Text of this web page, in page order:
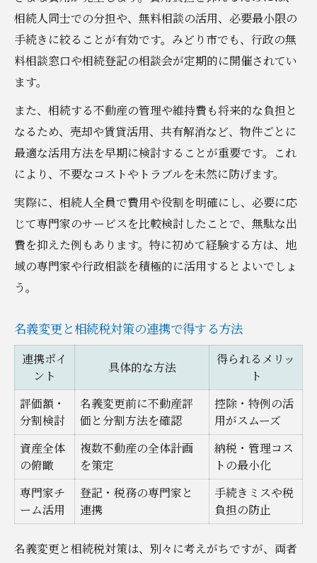
相続人同士での分担や、無料相談の活用、必要最小限の
手続きに絞ることが有効です。みどり市でも、行政の無
料相談窓口や相続登記の相談会が定期的に開催されてい
ます。
また、相続する不動産の管理や維持費も将来的な負担と
なるため、売却や賃貸活用、共有解消など、物件ごとに
最適な活用方法を早期に検討することが重要です。これ
により、不要なコストやトラブルを未然に防げます。
実際に、相続人全員で費用や役割を明確にし、必要に応
じて専門家のサービスを比較検討したことで、無駄な出
費を抑えた例もあります。特に初めて経験する方は、地
域の専門家や行政相談を積極的に活用するとよいでしょ
う。
名義変更と相続税対策の連携で得する方法
連携ポイ
ント
具体的な方法
得られるメリッ
ト
評価額・
分割検討
名義変更前に不動産評
価と分割方法を確認
控除・特例の活
用がスムーズ
資産全体
の俯瞰
複数不動産の全体計画
を策定
納税・管理コス
トの最小化
専門家チ
ーム活用
登記・税務の専門家と
連携
手続きミスや税
負担の防止
名義変更と相続税対策は、別々に考えがちですが、両者